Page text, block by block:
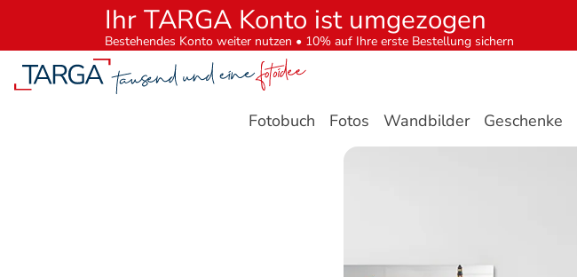
Ihr TARGA Konto ist umgezogen
Bestehendes Konto weiter nutzen • 10% auf Ihre erste Bestellung sichern
Fotobuch Fotos Wandbilder Geschenke